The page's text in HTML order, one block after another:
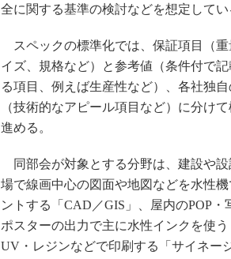
全に関する基準の検討などを想定してい
スペックの標準化では、保証項目（重
イズ、規格など）と参考値（条件付で
る項目、例えば生産性など）、各社独自
（技術的なアピール項目など）に分け
進める。
同部会が対象とする分野は、建設や設
場で線画中心の図面や地図などを水性機
ントする「CAD／GIS」、屋内のPOP・
ポスターの出力で主に水性インクを使
UV・レジンなどで印刷する「サイネー